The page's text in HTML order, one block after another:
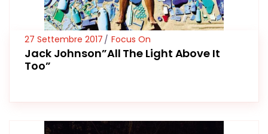
27 Settembre 2017 Focus On
Jack Johnson”All The Light Above It
Too”